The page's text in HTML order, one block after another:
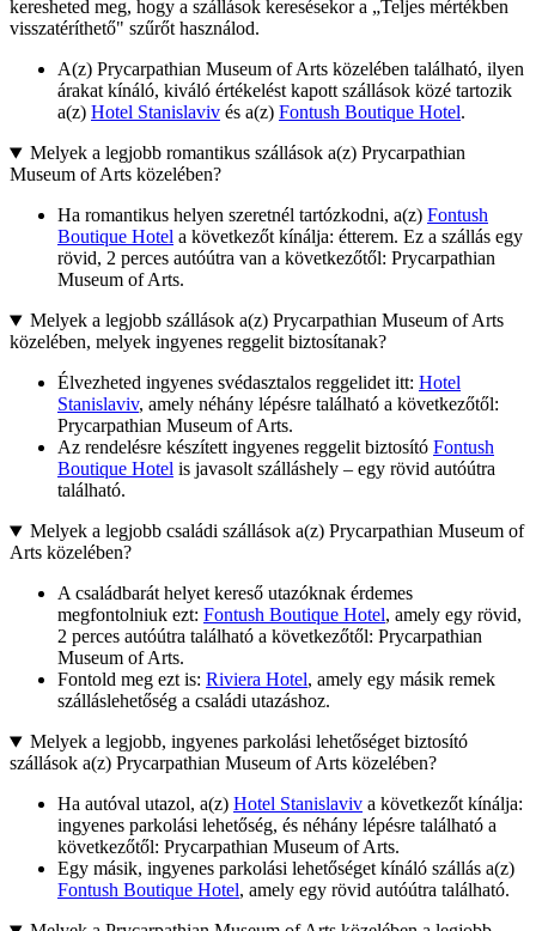
keresheted meg, hogy a szállások keresésekor a „Teljes mértékben
visszatéríthető" szűrőt használod.
A(z) Prycarpathian Museum of Arts közelében található, ilyen
árakat kínáló, kiváló értékelést kapott szállások közé tartozik
a(z) Hotel Stanislaviv és a(z) Fontush Boutique Hotel.
Melyek a legjobb romantikus szállások a(z) Prycarpathian
Museum of Arts közelében?
Ha romantikus helyen szeretnél tartózkodni, a(z) Fontush
Boutique Hotel a következőt kínálja: étterem. Ez a szállás egy
rövid, 2 perces autóútra van a következőtől: Prycarpathian
Museum of Arts.
Melyek a legjobb szállások a(z) Prycarpathian Museum of Arts
közelében, melyek ingyenes reggelit biztosítanak?
Élvezheted ingyenes svédasztalos reggelidet itt: Hotel
Stanislaviv, amely néhány lépésre található a következőtől:
Prycarpathian Museum of Arts.
Az rendelésre készített ingyenes reggelit biztosító Fontush
Boutique Hotel is javasolt szálláshely – egy rövid autóútra
található.
Melyek a legjobb családi szállások a(z) Prycarpathian Museum of
Arts közelében?
A családbarát helyet kereső utazóknak érdemes
megfontolniuk ezt: Fontush Boutique Hotel, amely egy rövid,
2 perces autóútra található a következőtől: Prycarpathian
Museum of Arts.
Fontold meg ezt is: Riviera Hotel, amely egy másik remek
szálláslehetőség a családi utazáshoz.
Melyek a legjobb, ingyenes parkolási lehetőséget biztosító
szállások a(z) Prycarpathian Museum of Arts közelében?
Ha autóval utazol, a(z) Hotel Stanislaviv a következőt kínálja:
ingyenes parkolási lehetőség, és néhány lépésre található a
következőtől: Prycarpathian Museum of Arts.
Egy másik, ingyenes parkolási lehetőséget kínáló szállás a(z)
Fontush Boutique Hotel, amely egy rövid autóútra található.